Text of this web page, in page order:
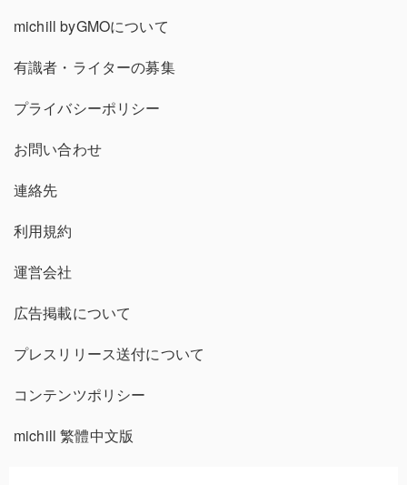
michill byGMOについて
有識者・ライターの募集
プライバシーポリシー
お問い合わせ
連絡先
利用規約
運営会社
広告掲載について
プレスリリース送付について
コンテンツポリシー
michill 繁體中文版